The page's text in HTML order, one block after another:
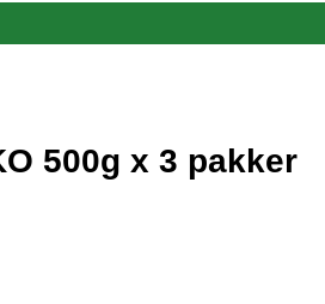
500g x 3 pakker